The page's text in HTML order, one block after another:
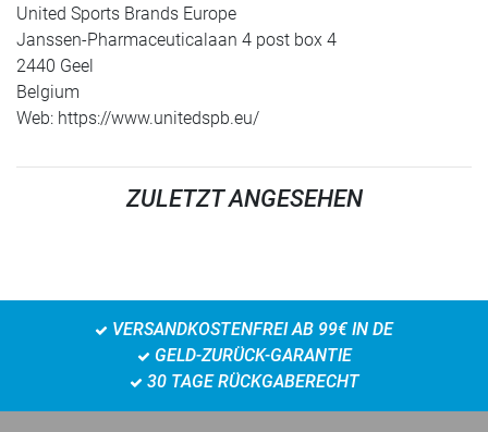
United Sports Brands Europe
Janssen-Pharmaceuticalaan 4 post box 4
2440 Geel
Belgium
Web: https://www.unitedspb.eu/
ZULETZT ANGESEHEN
VERSANDKOSTENFREI AB 99€ IN DE
GELD-ZURÜCK-GARANTIE
30 TAGE RÜCKGABERECHT